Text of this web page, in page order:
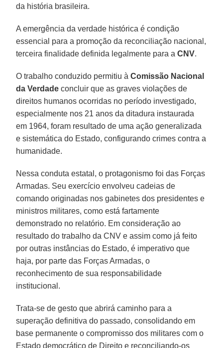
da história brasileira.
A emergência da verdade histórica é condição
essencial para a promoção da reconciliação nacional,
terceira finalidade definida legalmente para aCNV.
O trabalho conduzido permitiu àComissão Nacional
da Verdade concluir que as graves violações de
direitos humanos ocorridas no período investigado,
especialmente nos 21 anos da ditadura instaurada
em 1964, foram resultado de uma ação generalizada
e sistemática do Estado, configurando crimes contra a
humanidade.
Nessa conduta estatal, o protagonismo foi das Forças
Armadas. Seu exercício envolveu cadeias de
comando originadas nos gabinetes dos presidentes e
ministros militares, como está fartamente
demonstrado no relatório. Em consideração ao
resultado do trabalho da CNV e assim como já feito
por outras instâncias do Estado, é imperativo que
haja, por parte das Forças Armadas, o
reconhecimento de sua responsabilidade
institucional.
Trata-se de gesto que abrirá caminho para a
superação definitiva do passado, consolidando em
base permanente o compromisso dos militares com o
Estado democrático de Direito e reconciliando-os